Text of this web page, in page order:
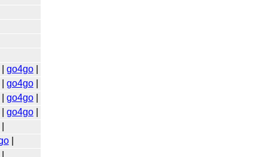
go4go|
go4go|
go4go|
go4go|
|